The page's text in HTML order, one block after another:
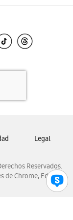
Reservados.
de Chrome, Edge,
Legal